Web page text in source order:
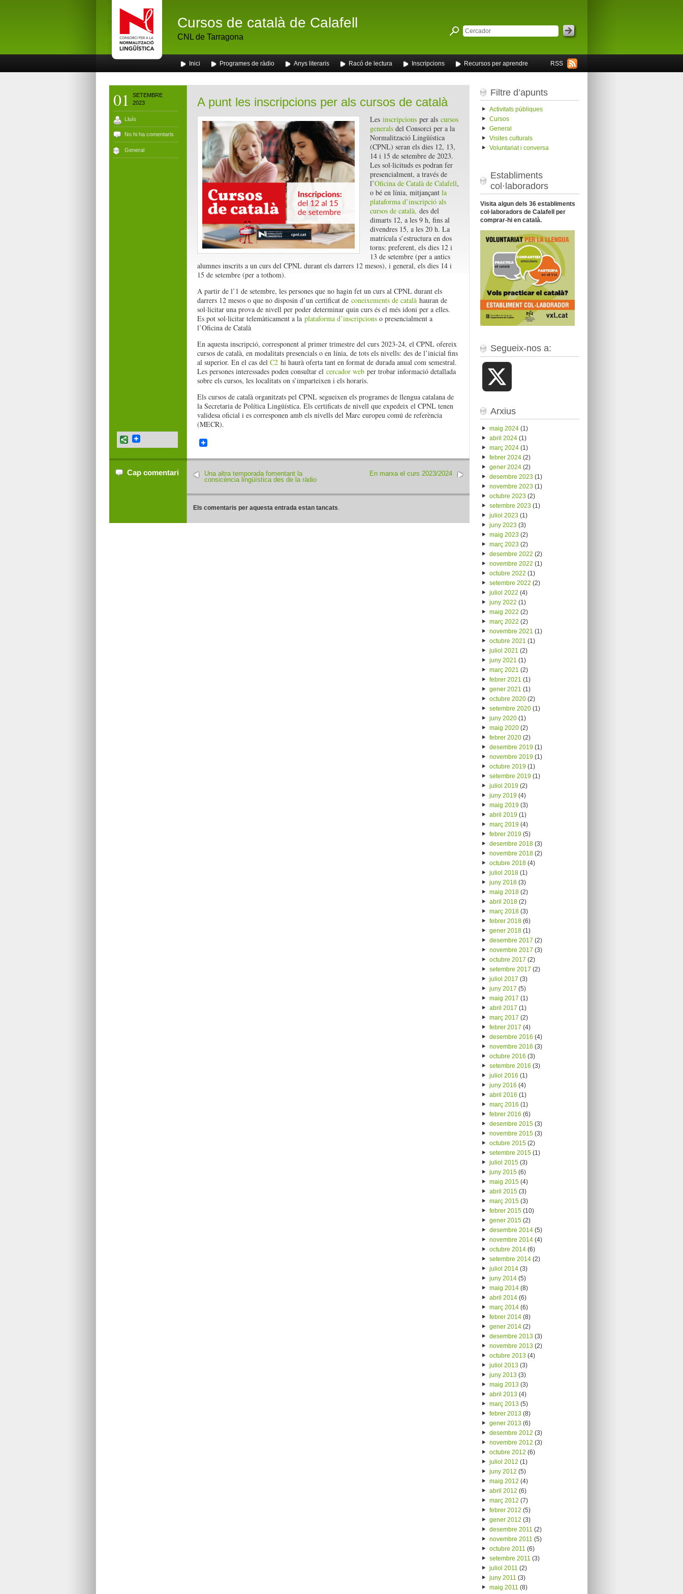
Cursos de català de Calafell
CNL de Tarragona
RSS
Inici Programes de ràdio Anys literaris Racó de lectura Inscripcions Recursos per aprendre
01
SETEMBRE
2023
Lluís
No hi ha comentaris
General
A punt les inscripcions per als cursos de català
Les inscripcionsper als cursos
generalsdel Consorci per a la
Normalització Lingüística
(CPNL) seran els dies 12, 13,
14 i 15 de setembre de 2023.
Les sol·licituds es podran fer
presencialment, a través de
l’Oficina de Català de Calafell,
o bé en línia, mitjançant la
plataforma d’inscripció als
cursos de català, des del
dimarts 12, a les 9 h, fins al
divendres 15, a les 20 h. La
matrícula s’estructura en dos
torns: preferent, els dies 12 i
13 de setembre (per a antics
alumnes inscrits a un curs del CPNL durant els darrers 12 mesos), i general, els dies 14 i
15 de setembre (per a tothom).
A partir de l’1 de setembre, les persones que no hagin fet un curs al CPNL durant els
darrers 12 mesos o que no disposin d’un certificat de coneixements de catalàhauran de
sol·licitar una prova de nivell per poder determinar quin curs és el més idoni per a elles.
Es pot sol·licitar telemàticament a la plataforma d’inscripcionso presencialment a
l’Oficina de Català
En aquesta inscripció, corresponent al primer trimestre del curs 2023-24, el CPNL ofereix
cursos de català, en modalitats presencials o en línia, de tots els nivells: des de l’inicial fins
al superior. En el cas del C2hi haurà oferta tant en format de durada anual com semestral.
Les persones interessades poden consultar el cercador webper trobar informació detallada
sobre els cursos, les localitats on s’imparteixen i els horaris.
Els cursos de català organitzats pel CPNL segueixen els programes de llengua catalana de
la Secretaria de Política Lingüística. Els certificats de nivell que expedeix el CPNL tenen
validesa oficial i es corresponen amb els nivells del Marc europeu comú de referència
(MECR).
Cap comentari En marxa el curs 2023/2024
Una altra temporada fomentant la
consicència lingüística des de la ràdio
Els comentaris per aquesta entrada estan tancats.
Filtre d’apunts
Activitats públiques
Cursos
General
Visites culturals
Voluntariat i conversa
Establiments
col·laboradors
Visita algun dels 36 establiments
col·laboradors de Calafell per
comprar-hi en català.
Segueix-nos a:
Arxius
maig 2024(1)
abril 2024(1)
març 2024(1)
febrer 2024(2)
gener 2024(2)
desembre 2023(1)
novembre 2023(1)
octubre 2023(2)
setembre 2023(1)
juliol 2023(1)
juny 2023(3)
maig 2023(2)
març 2023(2)
desembre 2022 (2)
novembre 2022 (1)
octubre 2022 (1)
setembre 2022 (2)
juliol 2022 (4)
juny 2022 (1)
maig 2022 (2)
març 2022 (2)
novembre 2021 (1)
octubre 2021 (1)
juliol 2021 (2)
juny 2021 (1)
març 2021 (2)
febrer 2021 (1)
gener 2021 (1)
octubre 2020(2)
setembre 2020(1)
juny 2020(1)
maig 2020(2)
febrer 2020(2)
desembre 2019(1)
novembre 2019(1)
octubre 2019(1)
setembre 2019(1)
juliol 2019(2)
juny 2019(4)
maig 2019(3)
abril 2019(1)
març 2019(4)
febrer 2019(5)
desembre 2018(3)
novembre 2018(2)
octubre 2018(4)
juliol 2018(1)
juny 2018(3)
maig 2018(2)
abril 2018(2)
març 2018(3)
febrer 2018(6)
gener 2018(1)
desembre 2017 (2)
novembre 2017 (3)
octubre 2017 (2)
setembre 2017 (2)
juliol 2017 (3)
juny 2017 (5)
maig 2017 (1)
abril 2017 (1)
març 2017 (2)
febrer 2017 (4)
desembre 2016 (4)
novembre 2016 (3)
octubre 2016 (3)
setembre 2016 (3)
juliol 2016 (1)
juny 2016 (4)
abril 2016 (1)
març 2016 (1)
febrer 2016 (6)
desembre 2015(3)
novembre 2015(3)
octubre 2015(2)
setembre 2015(1)
juliol 2015(3)
juny 2015(6)
maig 2015(4)
abril 2015(3)
març 2015(3)
febrer 2015(10)
gener 2015(2)
desembre 2014(5)
novembre 2014(4)
octubre 2014(6)
setembre 2014(2)
juliol 2014(3)
juny 2014(5)
maig 2014(8)
abril 2014(6)
març 2014(6)
febrer 2014(8)
gener 2014(2)
desembre 2013(3)
novembre 2013(2)
octubre 2013(4)
juliol 2013(3)
juny 2013(3)
maig 2013(3)
abril 2013(4)
març 2013(5)
febrer 2013(8)
gener 2013(6)
desembre 2012 (3)
novembre 2012 (3)
octubre 2012 (6)
juliol 2012 (1)
juny 2012 (5)
maig 2012 (4)
abril 2012 (6)
març 2012 (7)
febrer 2012 (5)
gener 2012 (3)
desembre 2011 (2)
novembre 2011 (5)
octubre 2011 (6)
setembre 2011 (3)
juliol 2011 (2)
juny 2011 (3)
maig 2011 (8)